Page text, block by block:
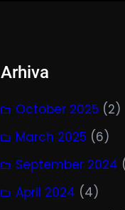
Arhiva
October 2025 (2)
March 2025 (6)
September 2024
April 2024 (4)